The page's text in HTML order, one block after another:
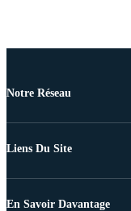
Notre Réseau
Liens Du Site
En Savoir Davantage